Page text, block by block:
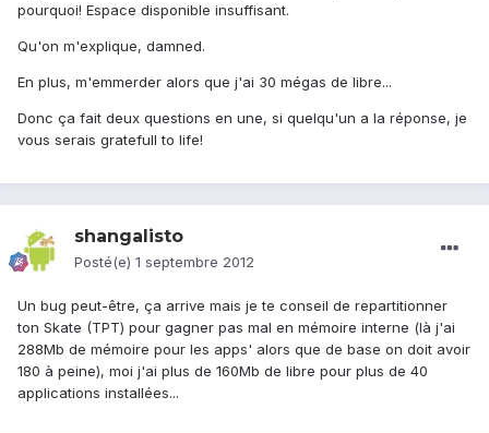
pourquoi! Espace disponible insuffisant.
Qu'on m'explique, damned.
En plus, m'emmerder alors que j'ai 30 mégas de libre...
Donc ça fait deux questions en une, si quelqu'un a la réponse, je
vous serais gratefull to life!
shangalisto
Posté(e) 1 septembre 2012
Un bug peut-être, ça arrive mais je te conseil de repartitionner
ton Skate (TPT) pour gagner pas mal en mémoire interne (là j'ai
288Mb de mémoire pour les apps' alors que de base on doit avoir
180 à peine), moi j'ai plus de 160Mb de libre pour plus de 40
applications installées...